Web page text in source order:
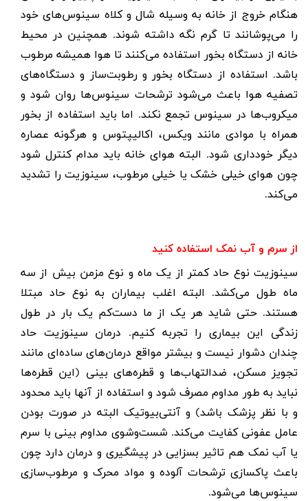
هنگام خروج از خانه به وسیله شال و کلاه سینوس‌های خود
را می‌پوشانند تا گرم نگه داشته شوند. همچنین در محیط
خانه از دستگاه بخور استفاده می‌کنند تا هوا همیشه مرطوب
باشد. استفاده از دستگاه بخور و رطوبت‌ساز و دستگاه‌های
تصفیه هوا باعث می‌شود ترشحات سینوس‌ها روان شود و
میکروب‌ها در سینوس تجمع نکند. اما باید استفاده از بخور
همراه با موادی مانند ویکس، اکالیپتوس و هرگونه عصاره
دیگر خودداری شود. البته هوای خانه باید مدام کنترل شود
چون هوای خیلی خشک یا خیلی مرطوب، سینوزیت را تشدید
می‌کند.
از سرم و آب نمک استفاده کنید
سینوزیت نوع حاد کمتر از یک ماه و نوع مزمن بیش از سه
ماه طول می‌کشد. البته اغلب بیماران به نوع حاد مبتلا
هستند. حتی شاید هر یک از ما دست‌کم یک بار در طول
زندگی این بیماری را تجربه کنیم. درمان سینوزیت حاد
چندان دشوار نیست و بیشتر مواقع درمان‌های ساده‌ای مانند
تجویز مسکن، ضدالتهاب‌ها و قطره‌های بینی (این قطره‌ها
نباید به طور مداوم مصرف شود و استفاده از آنها باید محدود
و با نظر پزشک باشد) و آنتی‌بیوتیک البته در صورت بودن
عامل عفونی کفایت می‌کند. شست‌وشوی مداوم بینی با سرم
یا آب نمک هم تاثیر بسزایی در پیشگیری و درمان دارد چون
باعث پاکسازی ترشحات آلوده و مواد محرک و مرطوب‌سازی
سینوس‌ها می‌شود.